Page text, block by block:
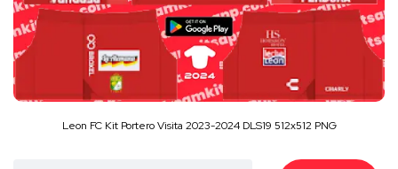
Leon FC Kit Portero Visita 2023-2024 DLS19 512x512 PNG